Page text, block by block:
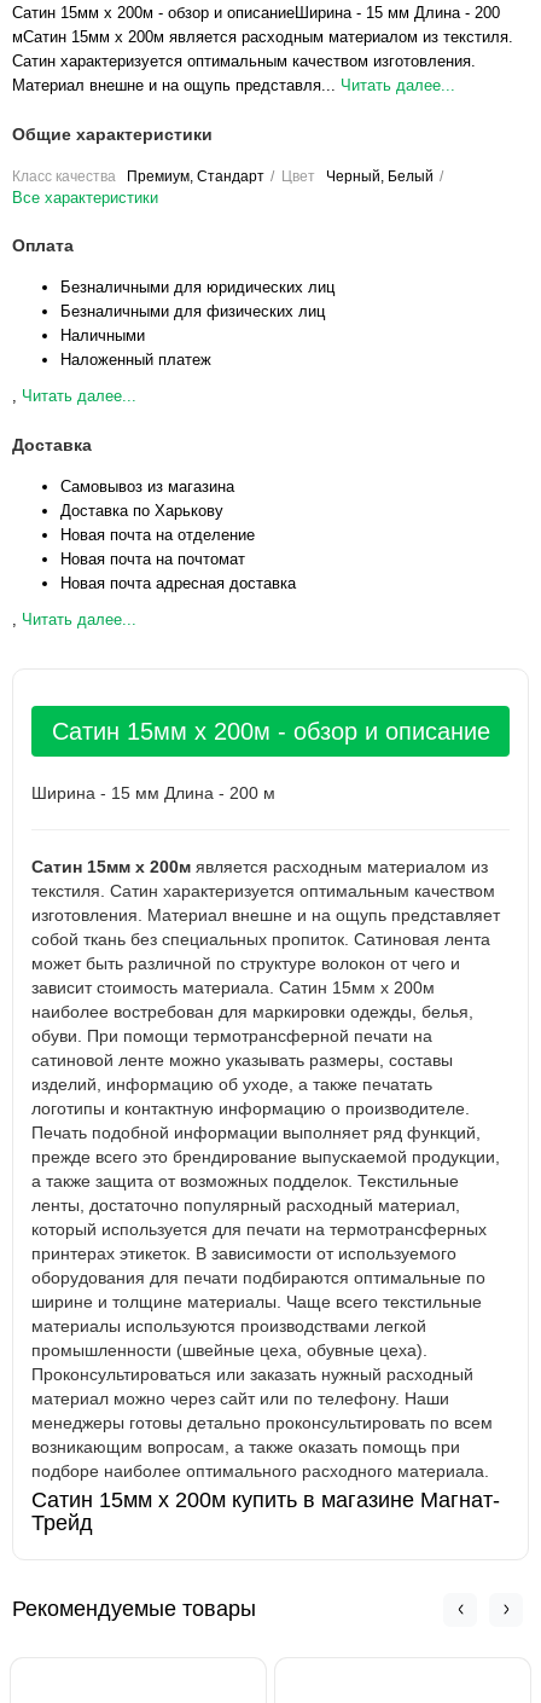
Сатин 15мм х 200м - обзор и описаниеШирина - 15 мм Длина - 200
мСатин 15мм х 200м является расходным материалом из текстиля.
Сатин характеризуется оптимальным качеством изготовления.
Материал внешне и на ощупь представля... Читать далее...
Общие характеристики
Класс качества Премиум, Стандарт Цвет Черный, Белый
Все характеристики
Оплата
Безналичными для юридических лиц
Безналичными для физических лиц
Наличными
Наложенный платеж
, Читать далее...
Доставка
Самовывоз из магазина
Доставка по Харькову
Новая почта на отделение
Новая почта на почтомат
Новая почта адресная доставка
, Читать далее...
Сатин 15мм х 200м - обзор и описание
Ширина - 15 мм Длина - 200 м
Сатин 15мм х 200м является расходным материалом из
текстиля. Сатин характеризуется оптимальным качеством
изготовления. Материал внешне и на ощупь представляет
собой ткань без специальных пропиток. Сатиновая лента
может быть различной по структуре волокон от чего и
зависит стоимость материала. Сатин 15мм х 200м
наиболее востребован для маркировки одежды, белья,
обуви. При помощи термотрансферной печати на
сатиновой ленте можно указывать размеры, составы
изделий, информацию об уходе, а также печатать
логотипы и контактную информацию о производителе.
Печать подобной информации выполняет ряд функций,
прежде всего это брендирование выпускаемой продукции,
а также защита от возможных подделок. Текстильные
ленты, достаточно популярный расходный материал,
который используется для печати на термотрансферных
принтерах этикеток. В зависимости от используемого
оборудования для печати подбираются оптимальные по
ширине и толщине материалы. Чаще всего текстильные
материалы используются производствами легкой
промышленности (швейные цеха, обувные цеха).
Проконсультироваться или заказать нужный расходный
материал можно через сайт или по телефону. Наши
менеджеры готовы детально проконсультировать по всем
возникающим вопросам, а также оказать помощь при
подборе наиболее оптимального расходного материала.
Сатин 15мм х 200м купить в магазине Магнат-
Трейд
Рекомендуемые товары